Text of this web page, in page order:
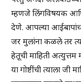
म्हणजे लिंगविषयक आणि
देणे. आपल्या
जर मुलांना कळले तर
हेतूची माहिती
या गोष्टींची त्याला